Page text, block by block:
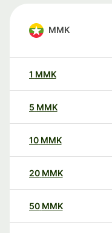
MMK
1 MMK
5 MMK
10 MMK
20 MMK
50 MMK